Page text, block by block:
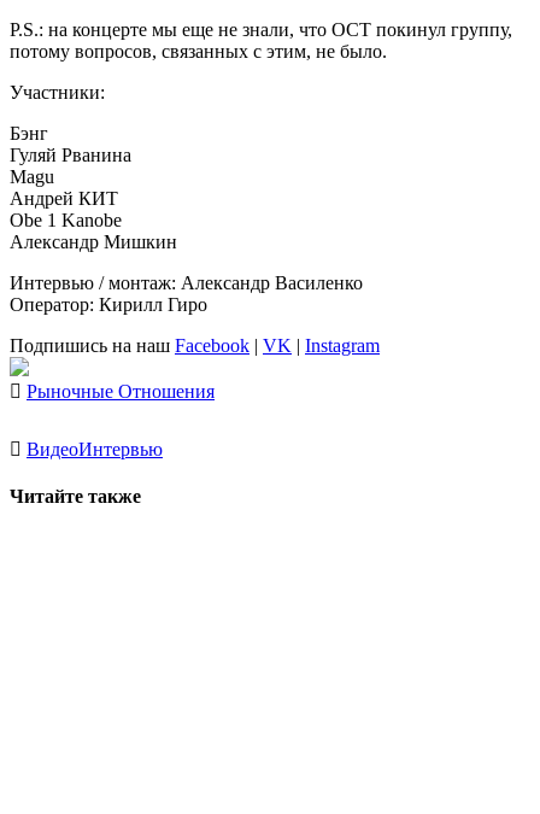
P.S.: на концерте мы еще не знали, что ОСТ покинул группу,
потому вопросов, связанных с этим, не было.
Участники:
Бэнг
Гуляй Рванина
Magu
Андрей КИТ
Obe 1 Kanobe
Александр Мишкин
Интервью / монтаж: Александр Василенко
Оператор: Кирилл Гиро
Подпишись на наш Facebook | VK | Instagram
Рыночные Отношения
ВидеоИнтервью
Читайте также